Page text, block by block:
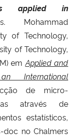
applied in
of Technology,
of Technology,
em Applied and
International
de micro-
através de
estatísticos,
doc no Chalmers